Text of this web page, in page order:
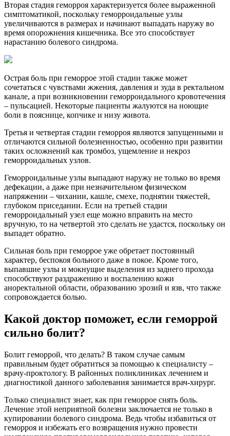
Вторая стадия геморроя характеризуется более выраженной
симптоматикой, поскольку геморроидальные узлы
увеличиваются в размерах и начинают выпадать наружу во
время опорожнения кишечника. Все это способствует
нарастанию болевого синдрома.
Острая боль при геморрое этой стадии также может
сочетаться с чувствами жжения, давления и зуда в ректальном
канале, а при возникновении геморроидального кровотечения
– пульсацией. Некоторые пациенты жалуются на ноющие
боли в пояснице, копчике и низу живота.
Третья и четвертая стадии геморроя являются запущенными и
отличаются сильной болезненностью, особенно при развитии
таких осложнений как тромбоз, ущемление и некроз
геморроидальных узлов.
Геморроидальные узлы выпадают наружу не только во время
дефекации, а даже при незначительном физическом
напряжении – чихании, кашле, смехе, поднятии тяжестей,
глубоком приседании. Если на третьей стадии
геморроидальный узел еще можно вправить на место
вручную, то на четвертой это сделать не удастся, поскольку он
выпадет обратно.
Сильная боль при геморрое уже обретает постоянный
характер, беспокоя больного даже в покое. Кроме того,
выпавшие узлы и мокнущие выделения из заднего прохода
способствуют раздражению и воспалению кожи
аноректальной области, образованию эрозий и язв, что также
сопровождается болью.
Какой доктор поможет, если геморрой
сильно болит?
Болит геморрой, что делать? В таком случае самым
правильным будет обратиться за помощью к специалисту –
врачу-проктологу. В районных поликлиниках лечением и
диагностикой данного заболевания занимается врач-хирург.
Только специалист знает, как при геморрое снять боль.
Лечение этой неприятной болезни заключается не только в
купировании болевого синдрома. Ведь чтобы избавиться от
геморроя и избежать его возвращения нужно провести